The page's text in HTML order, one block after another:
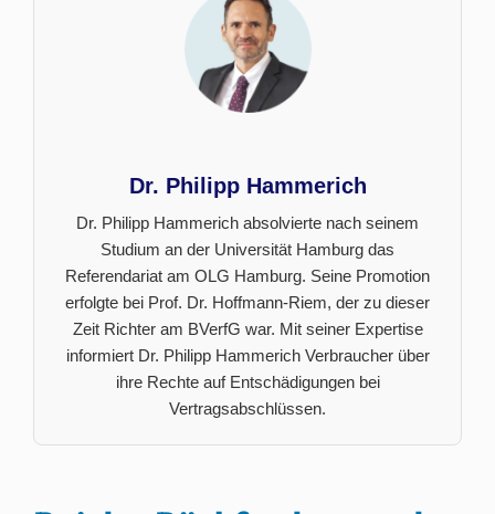
Dr. Philipp Hammerich
Dr. Philipp Hammerich absolvierte nach seinem
Studium an der Universität Hamburg das
Referendariat am OLG Hamburg. Seine Promotion
erfolgte bei Prof. Dr. Hoffmann-Riem, der zu dieser
Zeit Richter am BVerfG war. Mit seiner Expertise
informiert Dr. Philipp Hammerich Verbraucher über
ihre Rechte auf Entschädigungen bei
Vertragsabschlüssen.